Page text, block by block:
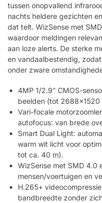
tussen onopvallend
nachts heldere gezichten
dat telt. WizSense met
waardoor meldingen
aan loze alerts. De sterke
en vandaalbestendig,
onder zware
4MP 1/2.9″ CMOS-
beelden (tot
Vari-focale
autofocus: van brede
Smart Dual Light:
warm wit licht voor
tot ca. 40 m).
WizSense met SMD 4.0
mensen/voertuigen en
H.265+
bandbreedte zonder